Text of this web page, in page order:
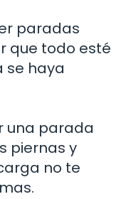
paradas
que todo esté
se haya
una parada
piernas y
no te